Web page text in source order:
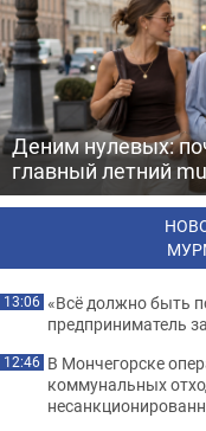
Деним нулевых:
главный летний
13:06 «Всё должно быть
предприниматель
12:46 В Мончегорске
коммунальных